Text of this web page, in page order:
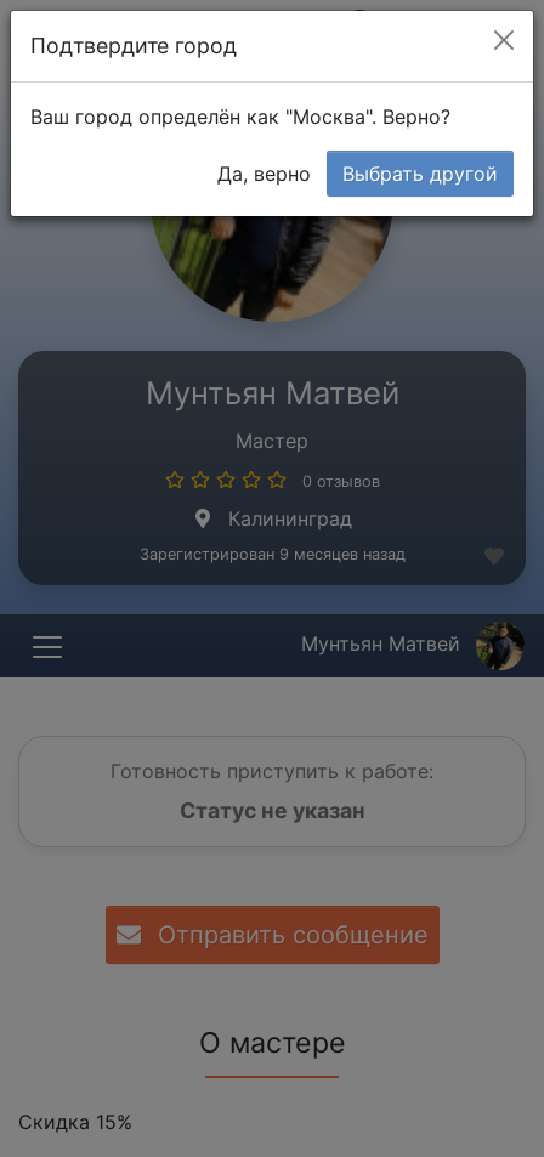
Мунтьян Матвей
Мастер
0 отзывов
Калининград
Зарегистрирован 9 месяцев назад
Мунтьян Матвей
Готовность приступить к работе:
Статус не указан
Отправить сообщение
О мастере
Скидка 15%
Подтвердите город
Ваш город определён как "Москва". Верно?
Да, верно Выбрать другой